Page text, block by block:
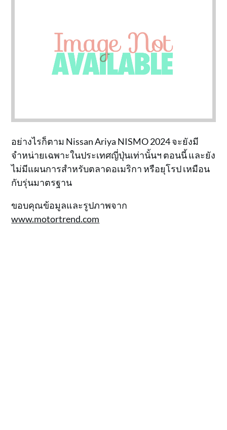
อย่างไรก็ตาม Nissan Ariya NISMO 2024 จะยังมี
จำหน่ายเฉพาะในประเทศญี่ปุ่นเท่านั้นฯ ตอนนี้ และยัง
ไม่มีแผนการสำหรับตลาดอเมริกา หรือยุโรป เหมือน
กับรุ่นมาตรฐาน
ขอบคุณข้อมูลและรูปภาพจาก
www.motortrend.com